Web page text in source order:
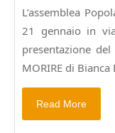
di
Nuda
morte
del
libero
morire
L’assemblea
21 gennaio in
presentazione
MORIRE di
Read More